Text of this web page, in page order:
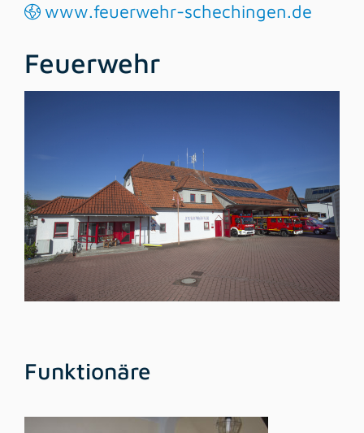
www.feuerwehr-schechingen.de
Feuerwehr
Funktionäre